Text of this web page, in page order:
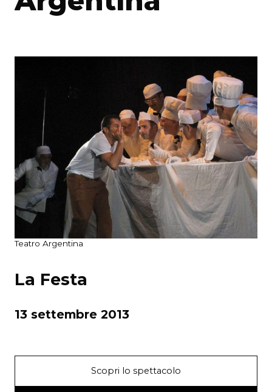
Teatro Argentina
La Festa
13 settembre 2013
Scopri lo spettacolo